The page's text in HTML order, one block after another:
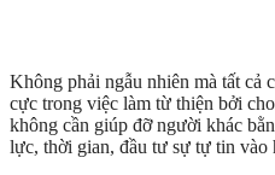
Không phải ngẫu nhiên mà tất cả
cực trong việc làm từ thiện bởi
không cần giúp đỡ người khác
lực, thời gian, đầu tư sự tự tin vào